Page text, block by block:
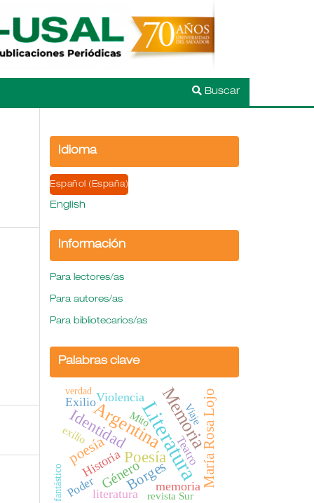
Buscar
Idioma
Español (España)
English
Información
Para lectores/as
Para autores/as
Para bibliotecarios/as
Palabras clave
Literatura
Memoria
Argentina
Poesía
Identidad María Rosa Lojo
Borges
poesía
Género
Violencia
memoria
Historia
Exilio
literatura
Poder
Teatro
Viaje
revista Sur
Mito
exilio
fantástico
verdad